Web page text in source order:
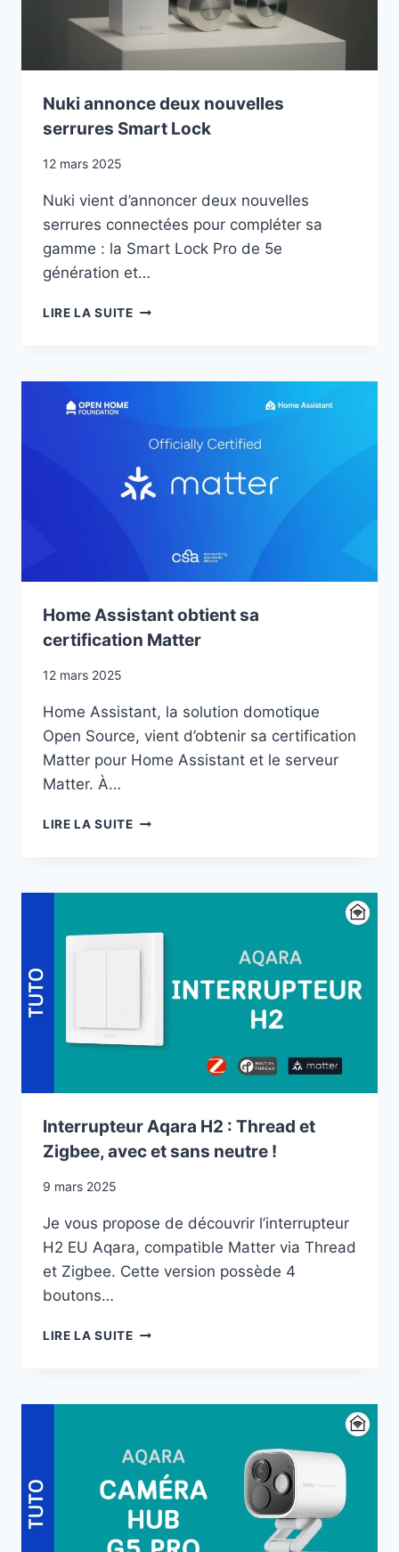
Nuki annonce deux nouvelles
serrures Smart Lock
12 mars 2025
Nuki vient d’annoncer deux nouvelles
serrures connectées pour compléter sa
gamme : la Smart Lock Pro de 5e
génération et…
LIRE LA SUITENUKI
SERRURES
Home Assistant obtient sa
certification Matter
12 mars 2025
Home Assistant, la solution domotique
Open Source, vient d’obtenir sa certification
Matter pour Home Assistant et le serveur
Matter. À…
LIRE LA SUITEHOME
CERTIFICATION
Interrupteur Aqara H2 : Thread et
Zigbee, avec et sans neutre !
9 mars 2025
Je vous propose de découvrir l’interrupteur
H2 EU Aqara, compatible Matter via Thread
et Zigbee. Cette version possède 4
boutons…
LIRE LA SUITEINTERRUPTEUR
THREAD
AVEC
ET
SANS
NEUTRE
!